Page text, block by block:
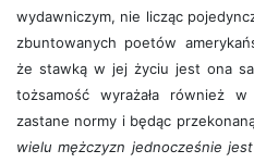
wydawniczym, nie licząc
zbuntowanych poetów
że stawką w jej życiu jest ona
tożsamość wyrażała również
zastane normy i będąc
wielu mężczyzn jednocześnie